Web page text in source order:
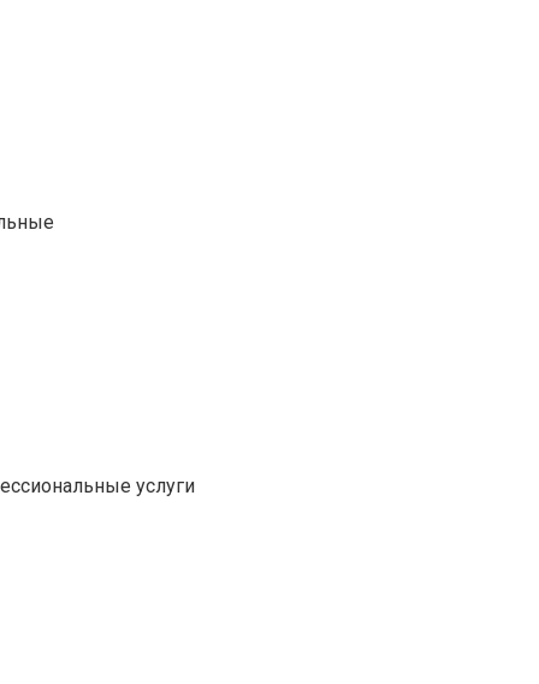
услуги